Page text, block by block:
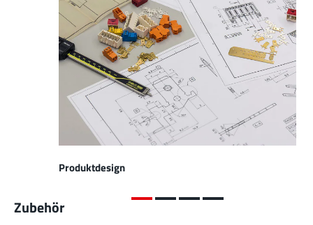
Produktdesign
Zubehör